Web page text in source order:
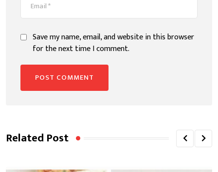
Save my name, email, and website in this browser
for the next time I comment.
Related Post